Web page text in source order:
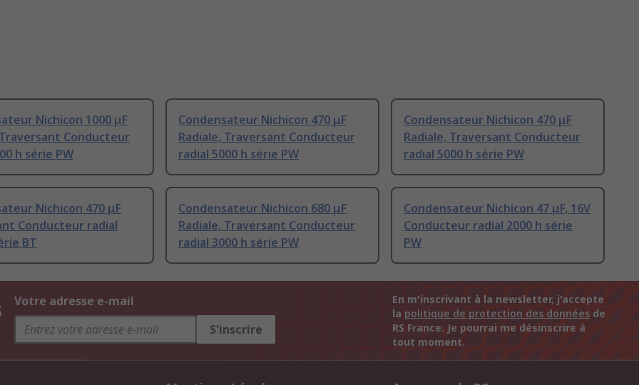
Nichicon 1000 μF
Conducteur
h série PW
Condensateur Nichicon 470 μF
Radiale, Traversant Conducteur
radial 5000 h série PW
Condensateur Nichicon 470 μF
Radiale, Traversant Conducteur
radial 5000 h série PW
Nichicon 470 μF
Conducteur radial
BT
Condensateur Nichicon 680 μF
Radiale, Traversant Conducteur
radial 3000 h série PW
Condensateur Nichicon 47 μF, 16V
Conducteur radial 2000 h série
PW
Votre adresse e-mail
S'inscrire
En m'inscrivant à la newsletter, j'accepte
la politique de protection des données de
RS France. Je pourrai me désinscrire à
tout moment.